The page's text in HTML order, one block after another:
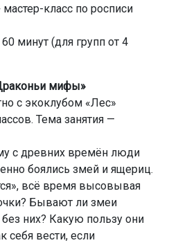
класс по росписи
минут (для групп от 4
мифы»
с экоклубом «Лес»
Тема занятия —
с древних времён люди
боялись змей и ящериц.
всё время высовывая
Бывают ли змеи
них? Какую пользу они
себя вести, если